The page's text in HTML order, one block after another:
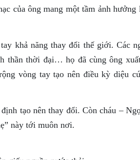
của ông mang một tầm ảnh hưởng
khả năng thay đổi thế giới. Các
thần thời đại… họ đã cùng ông
vòng tay tạo nên điều kỳ diệu
tạo nên thay đổi. Còn cháu –
này tới muôn nơi.